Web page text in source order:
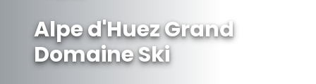
Alpe d'Huez Grand
Domaine Ski